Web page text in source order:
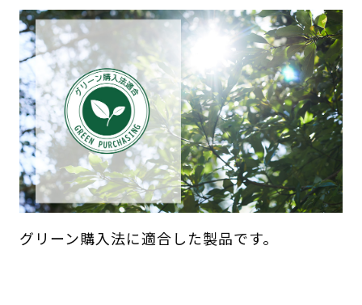
グリーン購入法に適合した製品です。